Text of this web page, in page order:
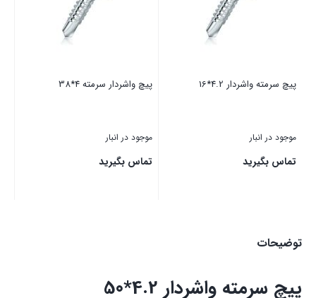
پیچ سرمته واشردار 4.2*16
موجود در انبار
تماس بگیرید
پیچ واشردار سرمته 4*38
موجود در انبار
تماس بگیرید
توضیحات
پیچ سرمته واشردار 4.2*50